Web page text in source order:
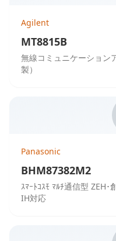
Agilent
MT8815B
無線コミュニケーション
製）
Panasonic
BHM87382M2
ｽﾏｰﾄｺｽﾓ ﾏﾙﾁ通信型 ZEH･
IH対応